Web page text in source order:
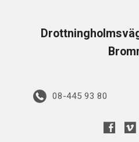
08-445 93 80